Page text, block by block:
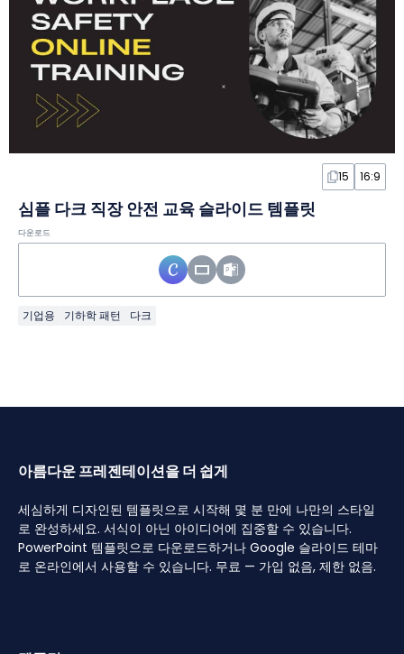
15 16:9
심플 다크 직장 안전 교육 슬라이드 템플릿
다운로드
기업용 기하학 패턴 다크
아름다운 프레젠테이션을 더 쉽게
세심하게 디자인된 템플릿으로 시작해 몇 분 만에 나만의 스타일
로 완성하세요. 서식이 아닌 아이디어에 집중할 수 있습니다.
PowerPoint 템플릿으로 다운로드하거나 Google 슬라이드 테마
로 온라인에서 사용할 수 있습니다. 무료 — 가입 없음, 제한 없음.